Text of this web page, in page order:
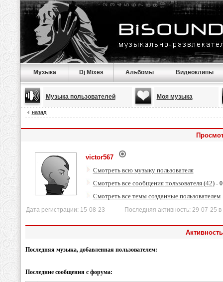
Музыка Dj Mixes Альбомы Видеоклипы
Музыка пользователей Моя музыка
назад
victor567
Смотреть всю музыку пользователя
Смотреть все сообщения пользователя (42)-
Смотреть все темы созданные пользователем
Дата регистрации: 15-08-23 Последняя активность: 29-07-25 в
Последняя музыка, добавленная пользователем:
Последние сообщения с форума: